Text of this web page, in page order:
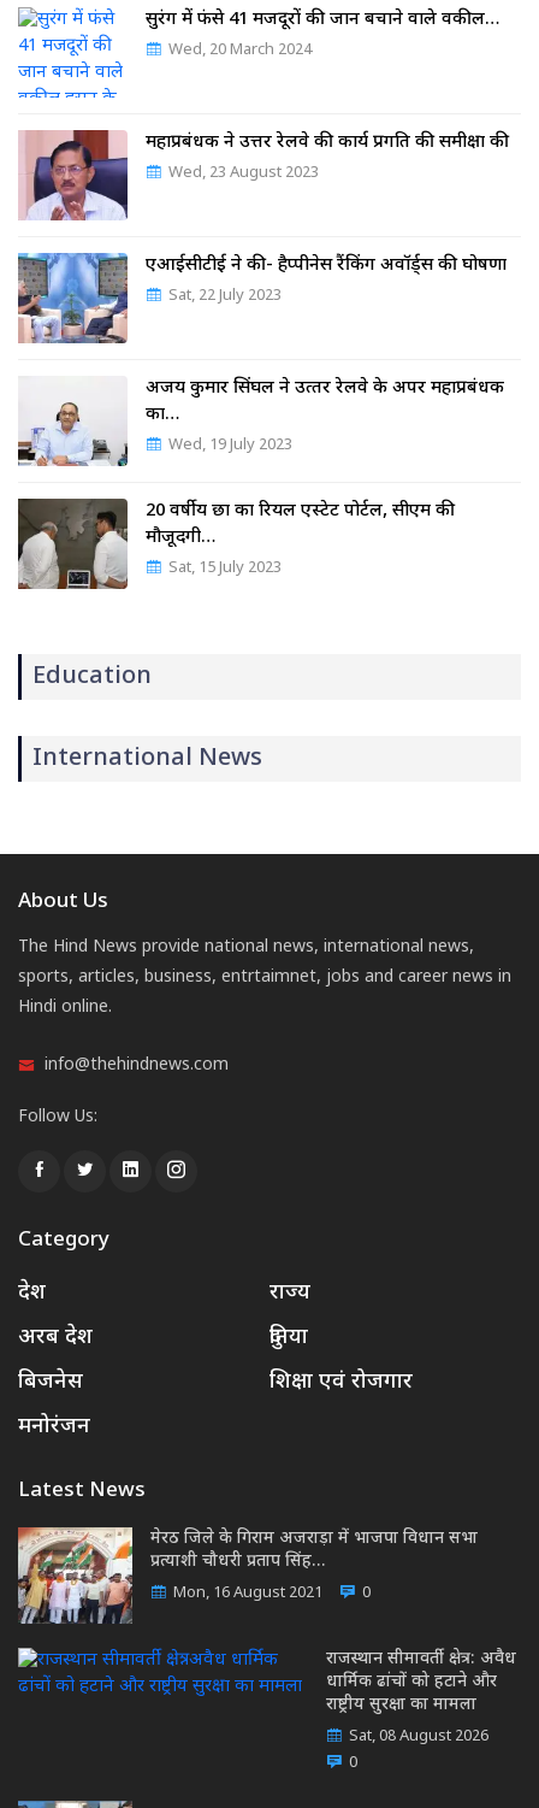
सुरंग में फंसे 41 मजदूरों की जान बचाने वाले वकील…
Wed, 20 March 2024
महाप्रबंधक ने उत्तर रेलवे की कार्य प्रगति की समीक्षा की
Wed, 23 August 2023
एआईसीटीई ने की- हैप्पीनेस रैंकिंग अवॉर्ड्स की घोषणा
Sat, 22 July 2023
अजय कुमार सिंघल ने उत्‍तर रेलवे के अपर महाप्रबंधक
का…
Wed, 19 July 2023
20 वर्षीय छात्र का रियल एस्टेट पोर्टल, सीएम की
मौजूदगी…
Sat, 15 July 2023
Education
International News
About Us
The Hind News provide national news, international news,
sports, articles, business, entrtaimnet, jobs and career news in
Hindi online.
info@thehindnews.com
Follow Us:
Category
देश
राज्य
अरब देश
दुनिया
बिजनेस
शिक्षा एवं रोजगार
मनोरंजन
Latest News
मेरठ जिले के गिराम अजराड़ा में भाजपा विधान सभा
प्रत्याशी चौधरी प्रताप सिंह…
Mon, 16 August 2021 0
राजस्थान सीमावर्ती क्षेत्र: अवैध
धार्मिक ढांचों को हटाने और
राष्ट्रीय सुरक्षा का मामला
Sat, 08 August 2026
0